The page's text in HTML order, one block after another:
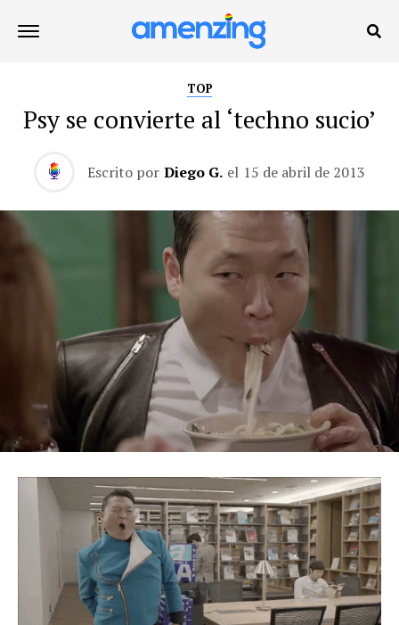
TOP
Psy se convierte al ‘techno sucio’
Escrito por Diego G. el 15 de abril de 2013